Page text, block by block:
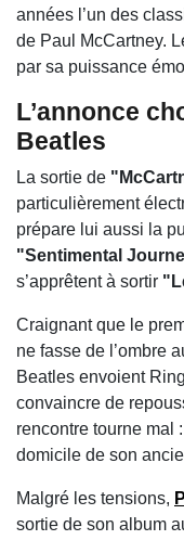
années l’un des
de Paul McCartney.
par sa puissance
L’annonce
Beatles
La sortie de
particulièrement
prépare lui aussi la
"Sentimental
s’apprêtent à sortir
Craignant que le
ne fasse de l’ombre
Beatles envoient
convaincre de
rencontre tourne mal
domicile de son
Malgré les tensions,
sortie de son album